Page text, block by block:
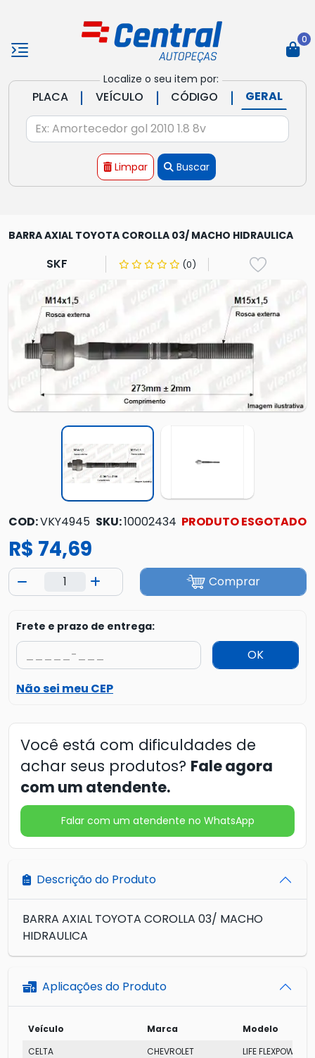
Localize o seu item por:
PLACA | VEÍCULO | CÓDIGO | GERAL
Limpar Buscar
0
BARRA AXIAL TOYOTA COROLLA 03/ MACHO HIDRAULICA
SKF (0)
COD:VKY4945 SKU:10002434 PRODUTO ESGOTADO
R$ 74,69
Comprar
Frete e prazo de entrega:
OK
Não sei meu CEP
Você está com dificuldades de
achar seus produtos? Fale agora
com um atendente.
Falar com um atendente no WhatsApp
Descrição do Produto
BARRA AXIAL TOYOTA COROLLA 03/ MACHO
HIDRAULICA
Aplicações do Produto
Veículo Marca
Modelo
CELTA
CHEVROLET
LIFE FLEXPOWER